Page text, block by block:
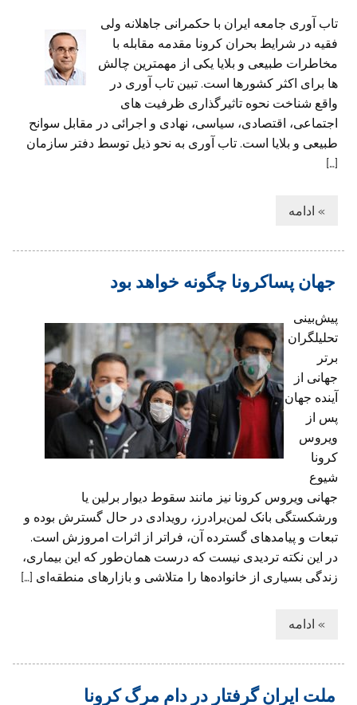
تاب آوری جامعه ایران با حکمرانی جاهلانه ولی
فقیه در شرایط بحران کرونا مقدمه مقابله با
مخاطرات طبیعی و بلایا یکی از مهمترین چالش
ها برای اکثر کشورها است. تبین تاب آوری در
واقع شناخت نحوه تاثیرگذاری ظرفیت های
اجتماعی، اقتصادی، سیاسی، نهادی و اجرائی در مقابل سوانح
طبیعی و بلایا است. تاب آوری به نحو ذیل توسط دفتر سازمان
[…]
» ادامه
جهان پساکرونا چگونه خواهد بود
پیش‌بینی
تحلیلگران
برتر
جهانی از
آینده جهان
پس از
ویروس
کرونا
شیوع
جهانی ویروس کرونا نیز مانند سقوط دیوار برلین یا
ورشکستگی بانک لمن‌برادرز، رویدادی در حال گسترش بوده و
تبعات و پیامدهای گسترده آن، فراتر از اثرات امروزش است.
در این نکته تردیدی نیست که درست همان‌طور که این بیماری،
زندگی بسیاری از خانواده‌ها را متلاشی و بازار‌های منطقه‌ای […]
» ادامه
ملت ایران گرفتار در دام مرگ کرونا